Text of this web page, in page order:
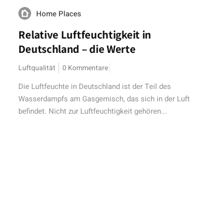
Home Places
Relative Luftfeuchtigkeit in
Deutschland – die Werte
Luftqualität 0 Kommentare
Die Luftfeuchte in Deutschland ist der Teil des
Wasserdampfs am Gasgemisch, das sich in der Luft
befindet. Nicht zur Luftfeuchtigkeit gehören...